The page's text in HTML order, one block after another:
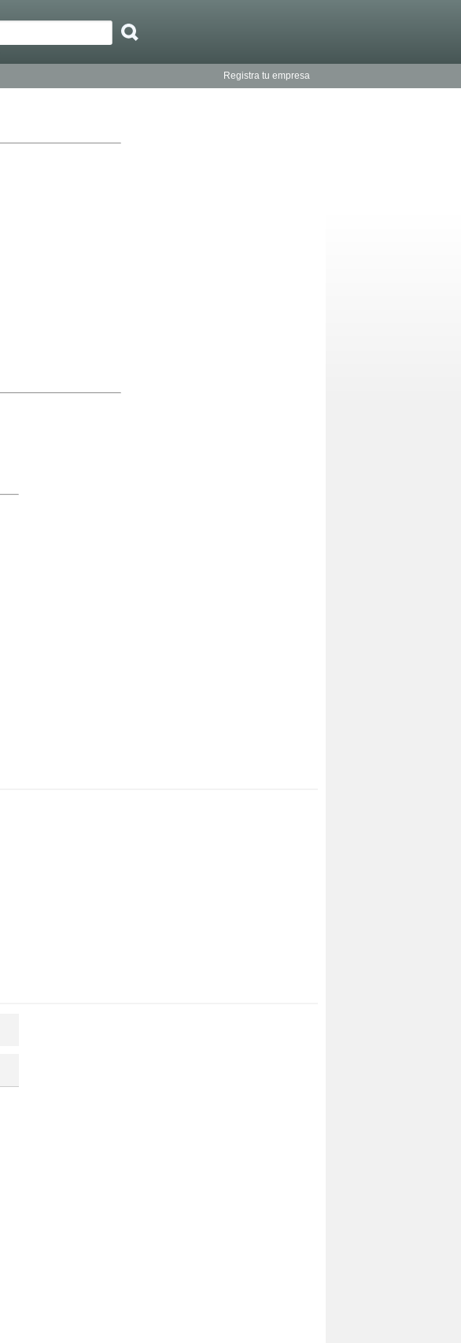
Registra tu empresa